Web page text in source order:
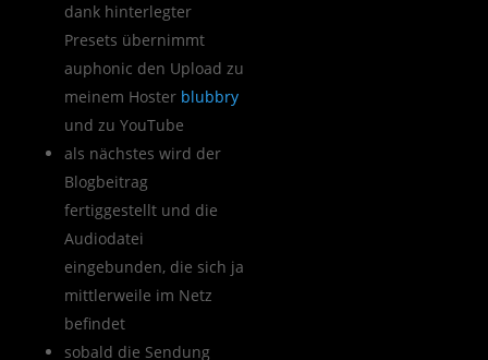
dank hinterlegter
Presets übernimmt
auphonic den Upload zu
meinem Hoster blubbry
und zu YouTube
als nächstes wird der
Blogbeitrag
fertiggestellt und die
Audiodatei
eingebunden, die sich ja
mittlerweile im Netz
befindet
sobald die Sendung